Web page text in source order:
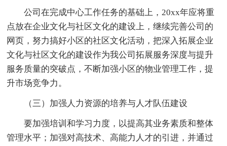
公司在完成中心工作任务的基础上，20xx年应将重
点放在企业文化与社区文化的建设上，继续完善公司的
网页，努力搞好小区的社区文化活动，把深入拓展企业
文化与社区文化的建设作为我公司拓展服务深度与提升
服务质量的突破点，不断加强小区的物业管理工作，提
升市场竞争力。
（三）加强人力资源的培养与人才队伍建设
要加强培训和学习力度，以提高其业务素质和整体
管理水平；加强对高技术、高能力人才的引进，并通过